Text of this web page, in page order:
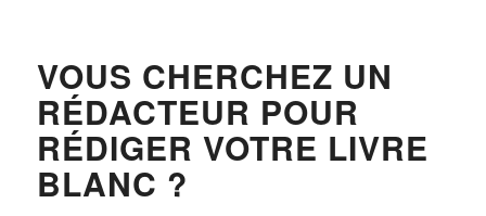
VOUS CHERCHEZ UN
RÉDACTEUR POUR
RÉDIGER VOTRE LIVRE
BLANC ?